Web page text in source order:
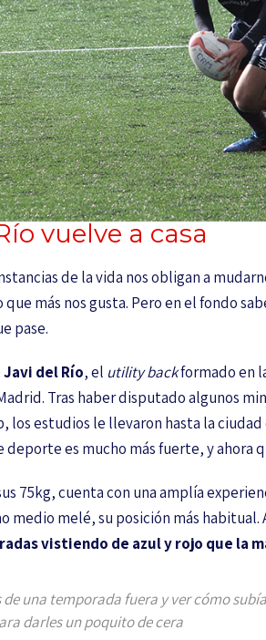
vuelve a casa
de la vida nos obligan a
que más nos gusta. Pero en el fondo
pase.
Javi del Río, el utility backformado en
Tras haber disputado algunos
los estudios le llevaron hasta la
deporte es mucho más fuerte, y ahora
75kg, cuenta con una amplía
medio melé, su posición más habitual.
vistiendo de azul y rojo que la
de una temporada fuera y ver cómo
darles un poquito de cera